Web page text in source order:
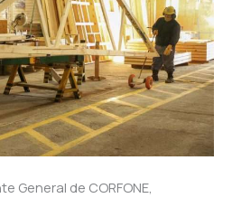
General de CORFONE,